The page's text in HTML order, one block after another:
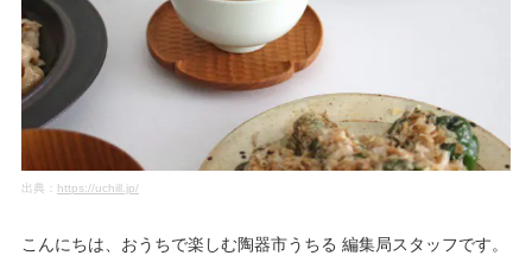
出典： https://uchill.jp/
こんにちは、おうちで楽しむ陶器市うちる 編集局スタッフです。